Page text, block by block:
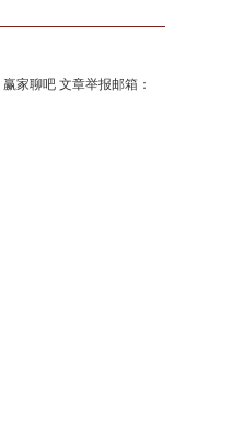
赢家聊吧 文章举报邮箱：